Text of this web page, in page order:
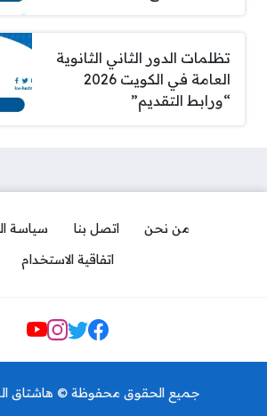
تظلمات الدور الثاني الثانوية
العامة في الكويت 2026
“ورابط التقديم”
من نحن اتصل بنا
سياسة
اتفاقية الاستخدام
Social Links
جميع الحقوق محفوظة © هاشتاق
لجميع الكليات pdf